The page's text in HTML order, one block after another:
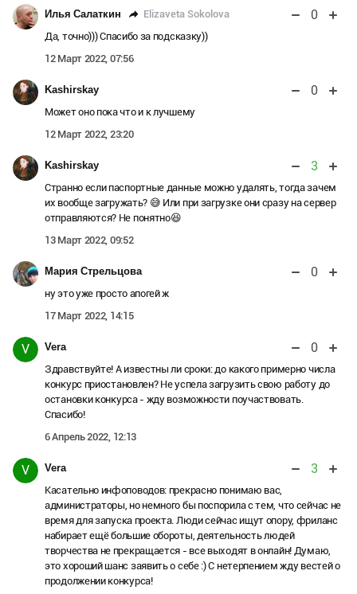
Илья Салаткин Elizaveta Sokolova 0
Да, точно))) Спасибо за подсказку))
12 Март 2022, 07:56
Kashirskay 0
Может оно пока что и к лучшему
12 Март 2022, 23:20
Kashirskay 3
Странно если паспортные данные можно удалять, тогда зачем
их вообще загружать? 😅 Или при загрузке они сразу на сервер
отправляются? Не понятно😆
13 Март 2022, 09:52
Мария Стрельцова 0
ну это уже просто апогей ж
17 Март 2022, 14:15
V Vera 0
Здравствуйте! А известны ли сроки: до какого примерно числа
конкурс приостановлен? Не успела загрузить свою работу до
остановки конкурса - жду возможности поучаствовать.
Спасибо!
6 Апрель 2022, 12:13
V Vera 3
Касательно инфоповодов: прекрасно понимаю вас,
администраторы, но немного бы поспорила с тем, что сейчас не
время для запуска проекта. Люди сейчас ищут опору, фриланс
набирает ещё большие обороты, деятельность людей
творчества не прекращается - все выходят в онлайн! Думаю,
это хороший шанс заявить о себе :) С нетерпением жду вестей о
продолжении конкурса!